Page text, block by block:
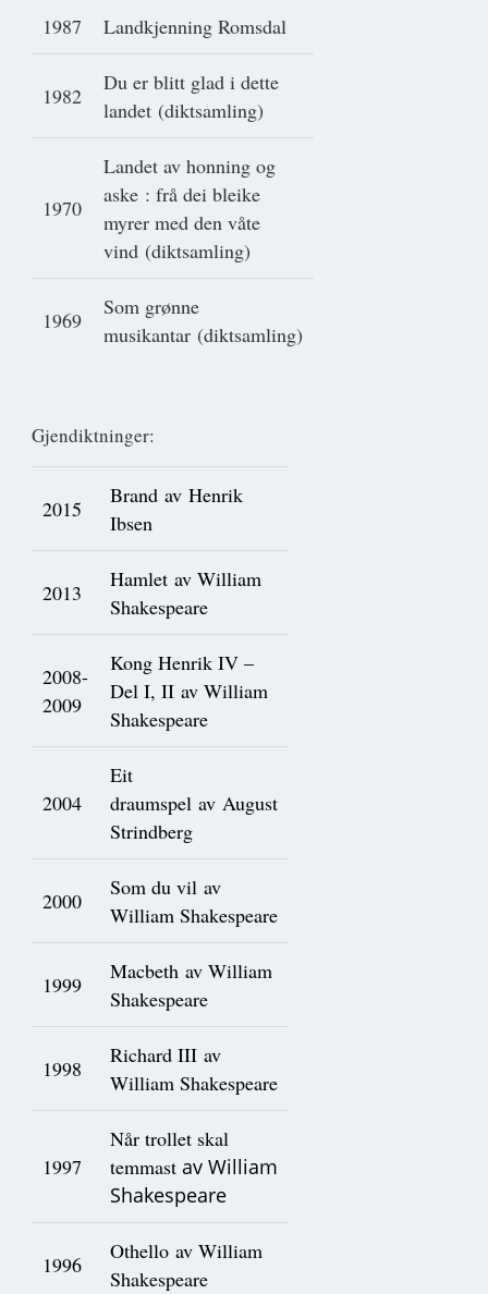
1987 Landkjenning Romsdal
1982
Du er blitt glad i dette
landet (diktsamling)
1970
Landet av honning og
aske : frå dei bleike
myrer med den våte
vind (diktsamling)
1969
Som grønne
musikantar (diktsamling)
Gjendiktninger:
2015
Brand av Henrik
Ibsen
2013
Hamlet av William
Shakespeare
2008-
2009
Kong Henrik IV –
Del I, II av William
Shakespeare
2004
Eit
draumspel av August
Strindberg
2000
Som du vil av
William Shakespeare
1999
Macbeth av William
Shakespeare
1998
Richard III av
William Shakespeare
1997
Når trollet skal
temmast av William
Shakespeare
1996
Othello av William
Shakespeare